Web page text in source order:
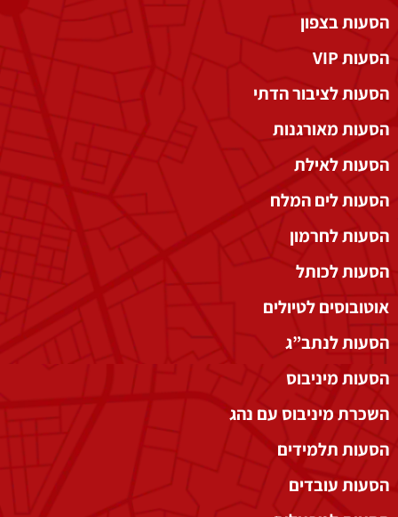
הסעות בצפון
הסעות VIP
הסעות לציבור הדתי
הסעות מאורגנות
הסעות לאילת
הסעות לים המלח
הסעות לחרמון
הסעות לכותל
אוטובוסים לטיולים
הסעות לנתב”ג
הסעות מיניבוס
השכרת מיניבוס עם נהג
הסעות תלמידים
הסעות עובדים